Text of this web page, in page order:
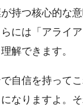
持つ核心的な
には「アライ
解できます。
自信を持って
なりますよ。